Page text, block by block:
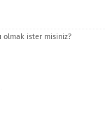
olmak ister misiniz?